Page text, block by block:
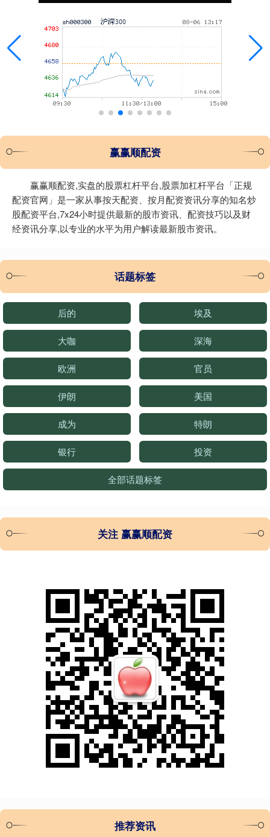
赢赢顺配资
赢赢顺配资,实盘的股票杠杆平台,股票加杠杆平台「正规
配资官网」是一家从事按天配资、按月配资资讯分享的知名炒
股配资平台,7x24小时提供最新的股市资讯、配资技巧以及财
经资讯分享,以专业的水平为用户解读最新股市资讯。
话题标签
后的 埃及
大咖 深海
欧洲 官员
伊朗 美国
成为 特朗
银行 投资
全部话题标签
关注 赢赢顺配资
推荐资讯